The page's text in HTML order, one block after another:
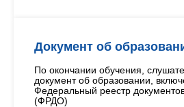
Документ об
По окончании обучения,
документ об образовании,
Федеральный реестр
(ФРДО)